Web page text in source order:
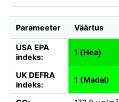
Parameeter Väärtus
USA EPA
indeks:
1 (Hea)
UK DEFRA
indeks:
1 (Madal)